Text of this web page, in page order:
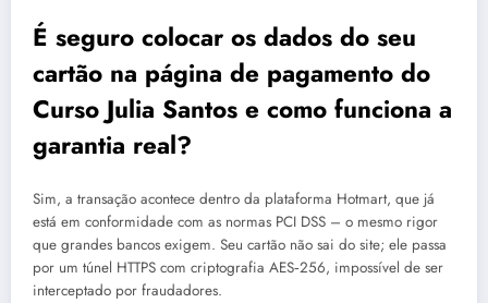
É seguro colocar os dados do seu
cartão na página de pagamento do
Curso Julia Santos e como funciona a
garantia real?
Sim, a transação acontece dentro da plataforma Hotmart, que já
está em conformidade com as normas PCI DSS – o mesmo rigor
que grandes bancos exigem. Seu cartão não sai do site; ele passa
por um túnel HTTPS com criptografia AES‑256, impossível de ser
interceptado por fraudadores.